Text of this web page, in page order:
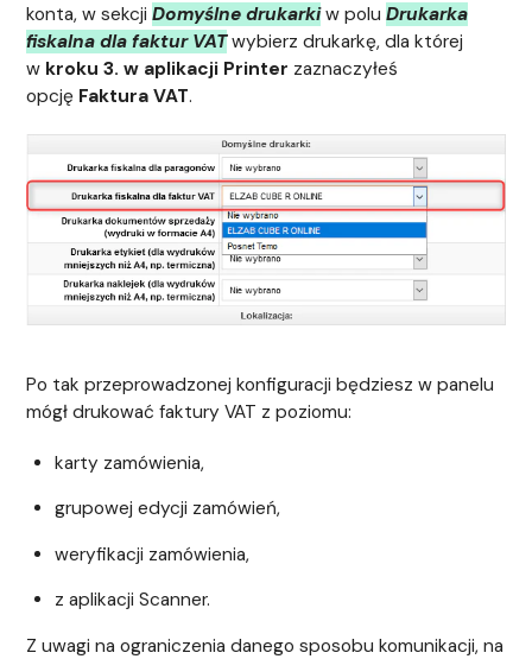
konta, w sekcjiDomyślne drukarkiw poluDrukarka
fiskalna dla faktur VATwybierz drukarkę, dla której
w kroku 3. w aplikacji Printer zaznaczyłeś
opcję Faktura VAT.
Po tak przeprowadzonej konfiguracji będziesz w panelu
mógł drukować faktury VAT z poziomu:
karty zamówienia,
grupowej edycji zamówień,
weryfikacji zamówienia,
z aplikacji Scanner.
Z uwagi na ograniczenia danego sposobu komunikacji, na